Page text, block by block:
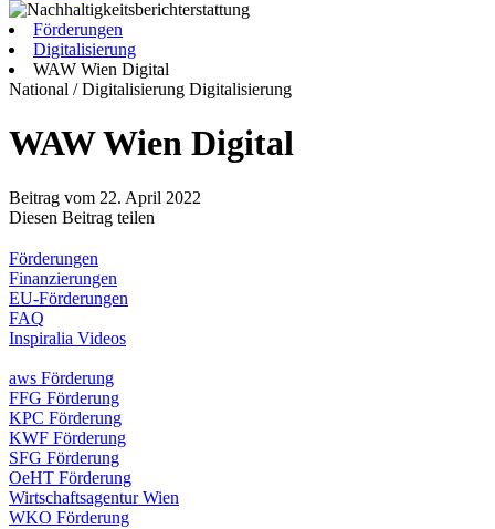
Förderungen
Digitalisierung
WAW Wien Digital
National / Digitalisierung Digitalisierung
WAW Wien Digital
Beitrag vom 22. April 2022
Diesen Beitrag teilen
Förderungen
Finanzierungen
EU-Förderungen
FAQ
Inspiralia Videos
aws Förderung
FFG Förderung
KPC Förderung
KWF Förderung
SFG Förderung
OeHT Förderung
Wirtschaftsagentur Wien
WKO Förderung